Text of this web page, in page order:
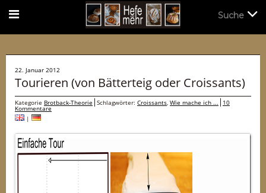
22. Januar 2012
Tourieren (von Bätterteig oder Croissants)
Kategorie Brotback-Theorie Schlagwörter: Croissants, Wie mache ich ... 10
Kommentare
|
Suche
Suche